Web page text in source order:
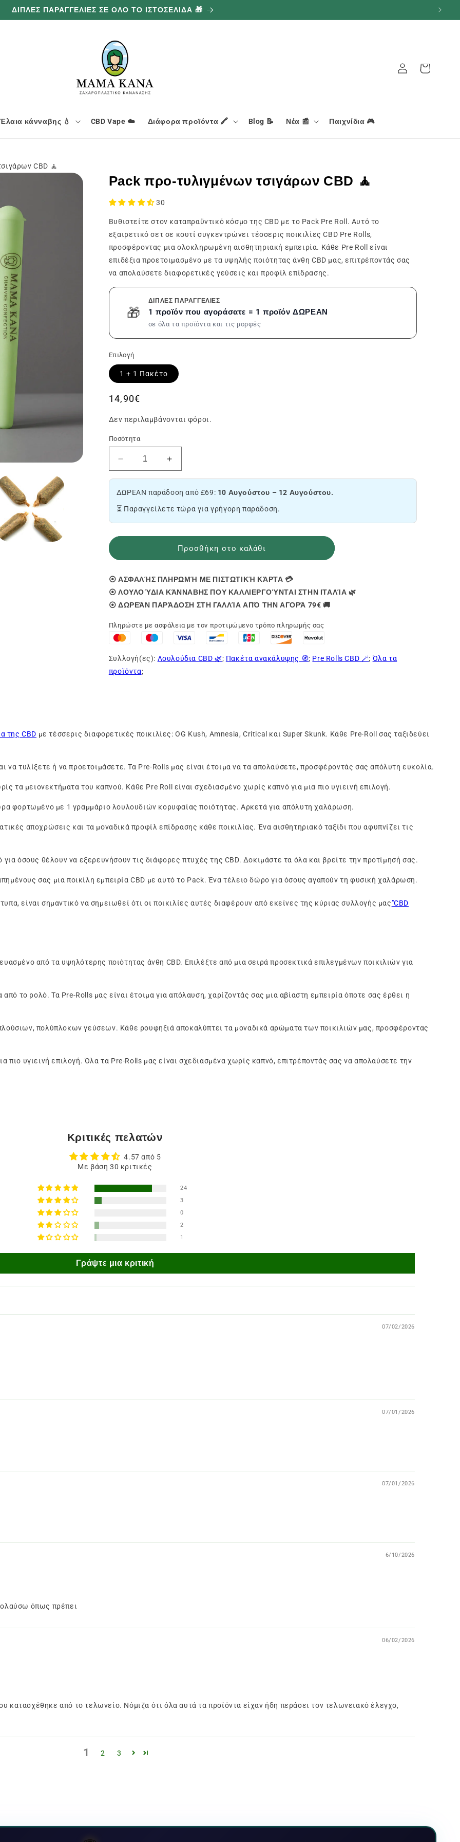
ΔΙΠΛΕΣ ΠΑΡΑΓΓΕΛΙΕΣ ΣΕ ΟΛΟ ΤΟ ΙΣΤΟΣΕΛΙΔΑ 🎁
Έλαια κάνναβης 💧 CBD Vape ☁️ Διάφορα προϊόντα 🖍️ Blog 📝 Νέα 📰 Παιχνίδια 🎮
Σύνδεση Καλάθι
CBD 🧘
Pack προ-τυλιγμένων τσιγάρων CBD 🧘
30
Βυθιστείτε στον καταπραϋντικό κόσμο της CBD με το Pack Pre Roll. Αυτό το
εξαιρετικό σετ σε κουτί συγκεντρώνει τέσσερις ποικιλίες CBD Pre Rolls,
προσφέροντας μια ολοκληρωμένη αισθητηριακή εμπειρία. Κάθε Pre Roll είναι
επιδέξια προετοιμασμένο με τα υψηλής ποιότητας άνθη CBD μας, επιτρέποντάς σας
να απολαύσετε διαφορετικές γεύσεις και προφίλ επίδρασης.
🎁
ΔΙΠΛΈΣ ΠΑΡΑΓΓΕΛΊΕΣ
1 προϊόν που αγοράσατε = 1 προϊόν ΔΩΡΕΑΝ
σε όλα τα προϊόντα και τις μορφές
Επιλογή
1 + 1 Πακέτο
Συνήθης
14,90€
Δεν περιλαμβάνονται φόροι.
Ποσότητα
Μείωση
της
του
Pack
CBD
Αύξηση
της
του
Pack
CBD
ΔΩΡΕΑΝ παράδοση από £69: 10 Αυγούστου – 12 Αυγούστου.
⏳ Παραγγείλετε τώρα για γρήγορη παράδοση.
Προσθήκη στο καλάθι
⦿ ΑΣΦΑΛΉΣ ΠΛΗΡΩΜΉ ΜΕ ΠΙΣΤΩΤΙΚΉ ΚΆΡΤΑ 💳
⦿ ΛΟΥΛΟΎΔΙΑ ΚΆΝΝΑΒΗΣ ΠΟΥ ΚΑΛΛΙΕΡΓΟΎΝΤΑΙ ΣΤΗΝ ΙΤΑΛΊΑ 🌿
⦿ ΔΩΡΕΆΝ ΠΑΡΆΔΟΣΗ ΣΤΗ ΓΑΛΛΊΑ ΑΠΌ ΤΗΝ ΑΓΟΡΆ 79€ 🚚
Πληρώστε με ασφάλεια με τον προτιμώμενο τρόπο πληρωμής σας
Συλλογή(ες): Λουλούδια CBD 🌿; Πακέτα ανακάλυψης 🧭; Pre Rolls CBD 🪄; Όλα τα
προϊόντα;
της CBD με τέσσερις διαφορετικές ποικιλίες: OG Kush, Amnesia, Critical και Super Skunk. Κάθε Pre-Roll σας ταξιδεύει
να τυλίξετε ή να προετοιμάσετε. Τα Pre-Rolls μας είναι έτοιμα να τα απολαύσετε, προσφέροντάς σας απόλυτη ευκολία.
τα μειονεκτήματα του καπνού. Κάθε Pre Roll είναι σχεδιασμένο χωρίς καπνό για μια πιο υγιεινή επιλογή.
φορτωμένο με 1 γραμμάριο λουλουδιών κορυφαίας ποιότητας. Αρκετά για απόλυτη χαλάρωση.
αποχρώσεις και τα μοναδικά προφίλ επίδρασης κάθε ποικιλίας. Ένα αισθητηριακό ταξίδι που αφυπνίζει τις
για όσους θέλουν να εξερευνήσουν τις διάφορες πτυχές της CBD. Δοκιμάστε τα όλα και βρείτε την προτίμησή σας.
σας μια ποικίλη εμπειρία CBD με αυτό το Pack. Ένα τέλειο δώρο για όσους αγαπούν τη φυσική χαλάρωση.
είναι σημαντικό να σημειωθεί ότι οι ποικιλίες αυτές διαφέρουν από εκείνες της κύριας συλλογής μας"CBD
από τα υψηλότερης ποιότητας άνθη CBD. Επιλέξτε από μια σειρά προσεκτικά επιλεγμένων ποικιλιών για
το ρολό. Τα Pre-Rolls μας είναι έτοιμα για απόλαυση, χαρίζοντάς σας μια αβίαστη εμπειρία όποτε σας έρθει η
πολύπλοκων γεύσεων. Κάθε ρουφηξιά αποκαλύπτει τα μοναδικά αρώματα των ποικιλιών μας, προσφέροντας
πιο υγιεινή επιλογή. Όλα τα Pre-Rolls μας είναι σχεδιασμένα χωρίς καπνό, επιτρέποντάς σας να απολαύσετε την
Κριτικές πελατών
4.57 από 5
Με βάση 30 κριτικές
24
3
0
2
1
Γράψτε μια κριτική
07/02/2026
07/01/2026
07/01/2026
6/10/2026
όπως πρέπει
06/02/2026
κατασχέθηκε από το τελωνείο. Νόμιζα ότι όλα αυτά τα προϊόντα είχαν ήδη περάσει τον τελωνειακό έλεγχο,
1 2 3